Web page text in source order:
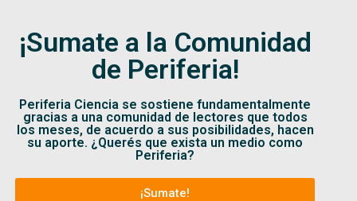
¡Sumate a la Comunidad
de Periferia!
Periferia Ciencia se sostiene fundamentalmente
gracias a una comunidad de lectores que todos
los meses, de acuerdo a sus posibilidades, hacen
su aporte. ¿Querés que exista un medio como
Periferia?
¡Sumate!